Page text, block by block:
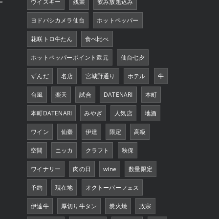
ウイスキー 残業 飲み放題込み
ヨドバシカメラ仙台 ホットペッパー
花咲トロ牛たん 食べ比べ
ホットペッパーポイント還元 仙台七夕
ずんだ 名店 宮城野通り ホテル 牛
台風 楽天 試合 DATENARI 本町
本町DATENARI みやぎ 人気店 地酒
ワイン 仙臺 伊達 限定 高級
空間 ニッカ クラフト 秋保
ワイナリー 肉の日 wine 数量限定
予約 現在地 オクトーバーフェス
伊達牛 厚切り牛タン 炭火焼 政宗